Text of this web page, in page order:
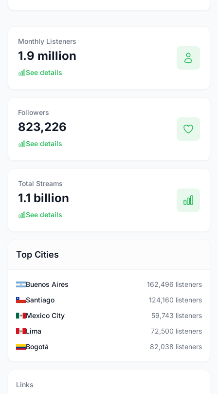
Monthly Listeners
1.9 million
See details
Followers
823,226
See details
Total Streams
1.1 billion
See details
Top Cities
Buenos Aires
162,496 listeners
Santiago
124,160 listeners
Mexico City
59,743 listeners
Lima
72,500 listeners
Bogotá
82,038 listeners
Links